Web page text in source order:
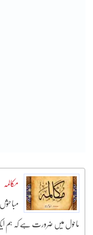
مکالمہ
ماحول میں ضرورت ہے کہ